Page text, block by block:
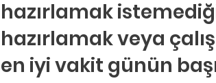
hazırlamak
hazırlamak veya
en iyi vakit günün